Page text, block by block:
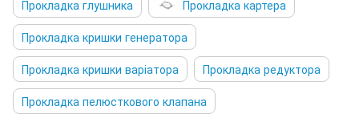
Прокладка глушника
Прокладка картера
Прокладка кришки генератора
Прокладка кришки варіатора
Прокладка редуктора
Прокладка пелюсткового клапана